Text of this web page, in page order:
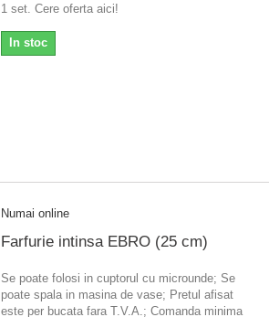
1 set. Cere oferta aici!
In stoc
Numai online
Farfurie intinsa EBRO (25 cm)
Se poate folosi in cuptorul cu microunde; Se
poate spala in masina de vase; Pretul afisat
este per bucata fara T.V.A.; Comanda minima